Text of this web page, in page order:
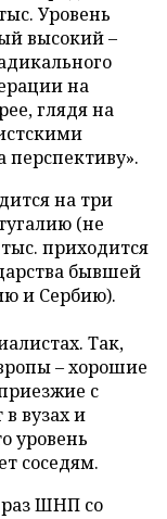
Уровень
высокий –
на
глядя на
перспективу».
на три
(не
приходится
бывшей
и Сербию).
Так,
– хорошие
с
вузах и
уровень
соседям.
раз ШНП со